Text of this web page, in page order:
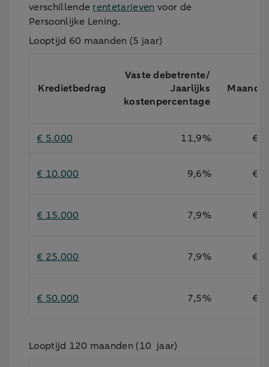
verschillende rentetarieven voor de
Persoonlijke Lening.
Looptijd 60 maanden (5 jaar)
Kredietbedrag
Vaste debetrente/
Jaarlijks
kostenpercentage
€ 5.000 11,9% €
€ 10.000 9,6% €
€ 15.000 7,9% €
€ 25.000 7,9% €
€ 50.000 7,5% €
Looptijd 120 maanden (10 jaar)